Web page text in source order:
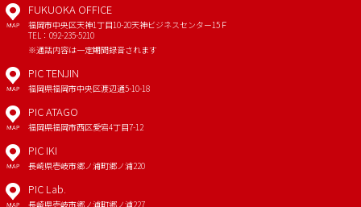
MAP
FUKUOKA OFFICE
福岡市中央区天神1丁目10-20天神ビジネスセンター15Ｆ
TEL：092-235-5210
※通話内容は一定期間録音されます
MAP
PIC TENJIN
福岡県福岡市中央区渡辺通5-10-18
MAP
PIC ATAGO
福岡県福岡市西区愛宕4丁目7-12
MAP
PIC IKI
長崎県壱岐市郷ノ浦町郷ノ浦220
PIC Lab.
長崎県壱岐市郷ノ浦町郷ノ浦227